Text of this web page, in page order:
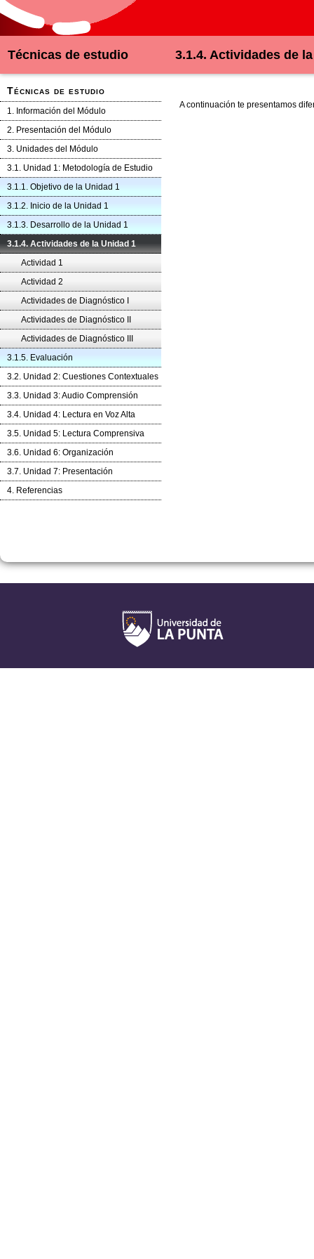
Técnicas de estudio
Técnicas de estudio
1. Información del Módulo
2. Presentación del Módulo
3. Unidades del Módulo
3.1. Unidad 1: Metodología de Estudio
3.1.1. Objetivo de la Unidad 1
3.1.2. Inicio de la Unidad 1
3.1.3. Desarrollo de la Unidad 1
3.1.4. Actividades de la Unidad 1
Actividad 1
Actividad 2
Actividades de Diagnóstico I
Actividades de Diagnóstico II
Actividades de Diagnóstico III
3.1.5. Evaluación
3.2. Unidad 2: Cuestiones Contextuales
3.3. Unidad 3: Audio Comprensión
3.4. Unidad 4: Lectura en Voz Alta
3.5. Unidad 5: Lectura Comprensiva
3.6. Unidad 6: Organización
3.7. Unidad 7: Presentación
4. Referencias
3.1.4. Actividades de
A continuación te presentamos